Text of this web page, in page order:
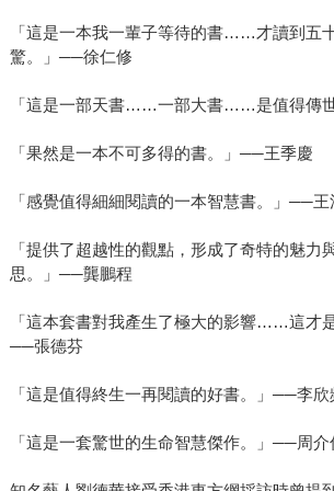
「這是一本我一輩子等待的書……才讀到五
驚。」──徐仁修
「這是一部天書……一部大書……是值得傳
「果然是一本不可多得的書。」──王季慶
「感覺值得細細閱讀的一本智慧書。」──王
「提供了超越性的觀點，形成了奇特的魅力
思。」──龔鵬程
「這本套書對我產生了極大的影響……這才
──張德芬
「這是值得終生一再閱讀的好書。」──李欣
「這是一套驚世的生命智慧傑作。」──周介